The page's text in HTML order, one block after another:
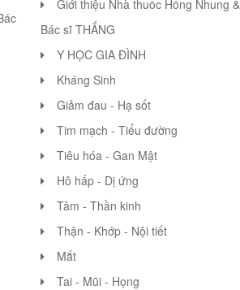
Giới thiệu Nhà thuốc Hồng Nhung &
Bác sĩ THẮNG
Y HỌC GIA ĐÌNH
Kháng Sinh
Giảm đau - Hạ sốt
Tim mạch - Tiểu đường
Tiêu hóa - Gan Mật
Hô hấp - Dị ứng
Tâm - Thần kinh
Thận - Khớp - Nội tiết
Mắt
Tai - Mũi - Họng